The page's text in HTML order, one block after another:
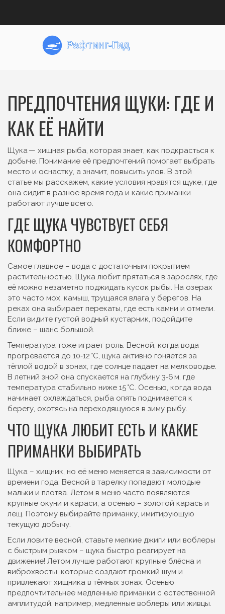
ПРЕДПОЧТЕНИЯ ЩУКИ: ГДЕ И
КАК ЕЁ НАЙТИ
Щука — хищная рыба, которая знает, как подкрасться к
добыче. Понимание её предпочтений помогает выбрать
место и оснастку, а значит, повысить улов. В этой
статье мы расскажем, какие условия нравятся щуке, где
она сидит в разное время года и какие приманки
работают лучше всего.
ГДЕ ЩУКА ЧУВСТВУЕТ СЕБЯ
КОМФОРТНО
Самое главное – вода с достаточным покрытием
растительностью. Щука любит прятаться в зарослях, где
её можно незаметно поджидать кусок рыбы. На озерах
это часто мох, камыш, трущаяся влага у берегов. На
реках она выбирает перекаты, где есть камни и отмели.
Если видите густой водный кустарник, подойдите
ближе – шанс большой.
Температура тоже играет роль. Весной, когда вода
прогревается до 10‑12 °C, щука активно гоняется за
тёплой водой в зонах, где солнце падает на мелководье.
В летний зной она спускается на глубину 3‑6 м, где
температура стабильно ниже 15 °C. Осенью, когда вода
начинает охлаждаться, рыба опять поднимается к
берегу, охотясь на переходящуюся в зиму рыбу.
ЧТО ЩУКА ЛЮБИТ ЕСТЬ И КАКИЕ
ПРИМАНКИ ВЫБИРАТЬ
Щука – хищник, но её меню меняется в зависимости от
времени года. Весной в тарелку попадают молодые
мальки и плотва. Летом в меню часто появляются
крупные окуни и караси, а осенью – золотой карась и
лещ. Поэтому выбирайте приманку, имитирующую
текущую добычу.
Если ловите весной, ставьте мелкие джиги или воблеры
с быстрым рывком – щука быстро реагирует на
движение! Летом лучше работают крупные блёсна и
виброхвосты, которые создают громкий шум и
привлекают хищника в тёмных зонах. Осенью
предпочтительнее медленные приманки с естественной
амплитудой, например, медленные воблеры или живцы.